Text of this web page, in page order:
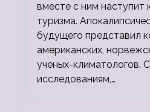
вместе с ним наступит
туризма.
будущего представил
американских,
ученых-климатологов.
исследованиям,…